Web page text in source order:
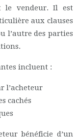
le vendeur. Il est
aux clauses
l’autre des parties
incluent :
l’acheteur
cachés
bénéficie d’un